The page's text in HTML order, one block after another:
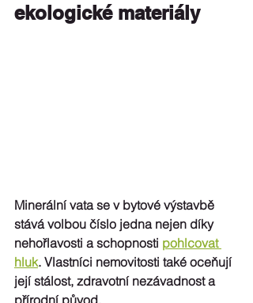
ekologické materiály
Minerální vata se v bytové výstavbě
stává volbou číslo jedna nejen díky
nehořlavosti a schopnosti pohlcovat
hluk. Vlastníci nemovitosti také oceňují
její stálost, zdravotní nezávadnost a